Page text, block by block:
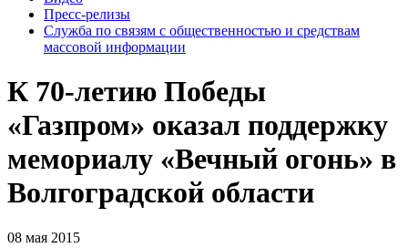
Пресс-релизы
Служба по связям с общественностью и средствам
массовой информации
К 70-летию Победы
«Газпром» оказал поддержку
мемориалу «Вечный огонь» в
Волгоградской области
08 мая 2015